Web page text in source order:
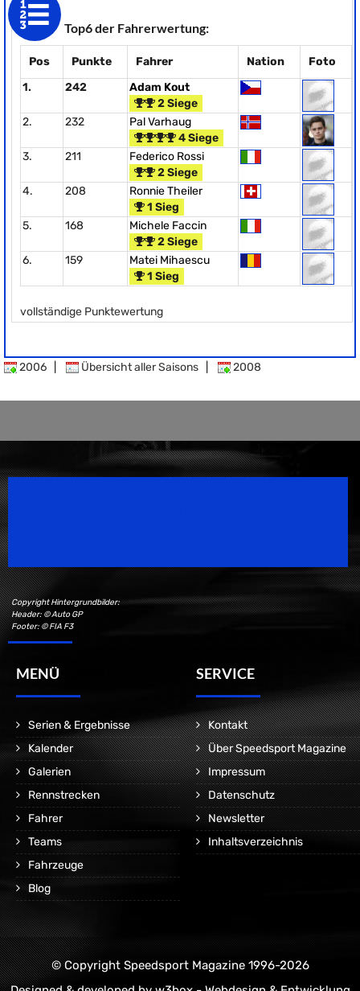
Top6 der Fahrerwertung:
Pos Punkte Fahrer Nation
Foto
1.
242
Adam Kout
2 Siege
2.
232
Pal Varhaug
4 Siege
3.
211
Federico Rossi
2 Siege
4.
208
Ronnie Theiler
1 Sieg
5.
168
Michele Faccin
2 Siege
6.
159
Matei Mihaescu
1 Sieg
vollständige Punktewertung
2006 Übersicht aller Saisons 2008
Copyright Hintergrundbilder:
Header: © Auto GP
Footer: © FIA F3
MENÜ
Serien & Ergebnisse
Kalender
Galerien
Rennstrecken
Fahrer
Teams
Fahrzeuge
Blog
SERVICE
Kontakt
Über Speedsport Magazine
Impressum
Datenschutz
Newsletter
Inhaltsverzeichnis
© Copyright Speedsport Magazine 1996-2026